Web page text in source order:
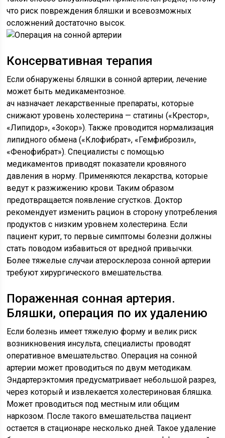
что риск повреждения бляшки и всевозможных
осложнений достаточно высок.
Консервативная терапия
Если обнаружены бляшки в сонной артерии, лечение
может быть медикаментозное.
ач назначает лекарственные препараты, которые
снижают уровень холестерина — статины («Крестор»,
«Липидор», «Зокор»). Также проводится нормализация
липидного обмена («Клофибрат», «Гемфиброзил»,
«Фенофибрат»). Специалисты с помощью
медикаментов приводят показатели кровяного
давления в норму. Применяются лекарства, которые
ведут к разжижению крови. Таким образом
предотвращается появление сгустков. Доктор
рекомендует изменить рацион в сторону употребления
продуктов с низким уровнем холестерина. Если
пациент курит, то первые симптомы болезни должны
стать поводом избавиться от вредной привычки.
Более тяжелые случаи атеросклероза сонной артерии
требуют хирургического вмешательства.
Пораженная сонная артерия.
Бляшки, операция по их удалению
Если болезнь имеет тяжелую форму и велик риск
возникновения инсульта, специалисты проводят
оперативное вмешательство. Операция на сонной
артерии может проводиться по двум методикам.
Эндартерэктомия предусматривает небольшой разрез,
через который и извлекается холестериновая бляшка.
Может проводиться под местным или общим
наркозом. После такого вмешательства пациент
остается в стационаре несколько дней. Такое удаление